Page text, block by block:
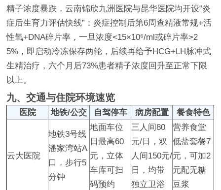
精子浓度暴跌，云南锦欣九洲医院与昆华医院均开设“炎
症后生育力评估快线”：炎症控制后第6周查精液常规+活
性氧+DNA碎片率，一旦浓度<15×10⁶/ml或碎片率>2
5%，即启动冷冻保存两轮，后续再给予HCG+LH脉冲式
生精治疗，六个月后73%患者精子浓度回升至正常下限
以上。
九、交通与住院环境速览
医院 地铁/公交 自驾停车 病房配置 餐食特色
云大医院
地铁3号线
潘家湾站A
口，步行5
分钟
地面车位
日最高60
元，立体
车库可扫
码预约
三人间80
元/日，双
人间150元/
日，均带
独立卫浴
营养食堂
低盐套餐7
元，可加2
元配无糖
豆浆